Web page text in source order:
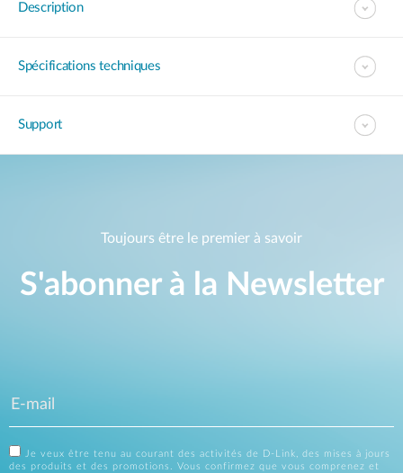
Description
Spécifications techniques
Support
Toujours être le premier à savoir
S'abonner à la Newsletter
Je veux être tenu au courant des activités de D-Link, des mises à jours
des produits et des promotions. Vous confirmez que vous comprenez et